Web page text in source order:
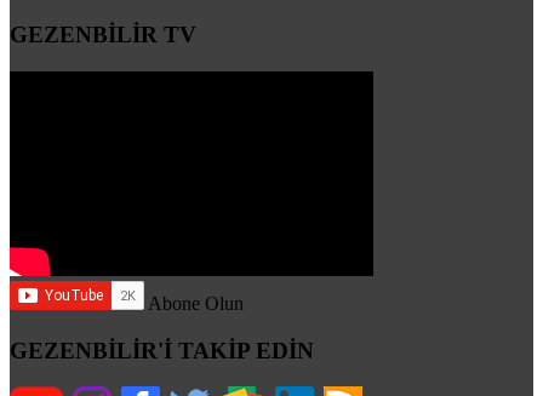
GEZENBİLİR TV
Abone Olun
GEZENBİLİR'İ TAKİP EDİN